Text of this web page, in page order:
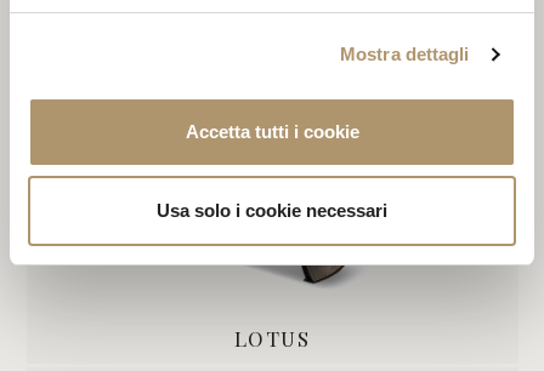
Mostra dettagli
Accetta tutti i cookie
Usa solo i cookie necessari
LOTUS